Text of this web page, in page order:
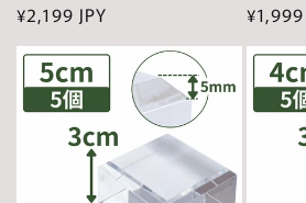
通
常
格
¥2,199 JPY
通
常
格
¥1,999